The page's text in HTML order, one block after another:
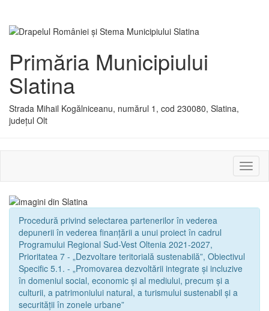
Primăria Municipiului
Slatina
Strada Mihail Kogălniceanu, numărul 1, cod 230080, Slatina,
județul Olt
sau
Procedură privind selectarea partenerilor în vederea
depunerii în vederea finanțării a unui proiect în cadrul
Programului Regional Sud-Vest Oltenia 2021-2027,
Prioritatea 7 - „Dezvoltare teritorială sustenabilă”, Obiectivul
Specific 5.1. - „Promovarea dezvoltării integrate și incluzive
în domeniul social, economic și al mediului, precum și a
culturii, a patrimoniului natural, a turismului sustenabil și a
securității în zonele urbane”